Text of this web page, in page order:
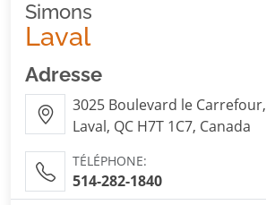
Simons
Laval
Adresse
3025 Boulevard le Carrefour,
Laval, QC H7T 1C7, Canada
TÉLÉPHONE:
514-282-1840